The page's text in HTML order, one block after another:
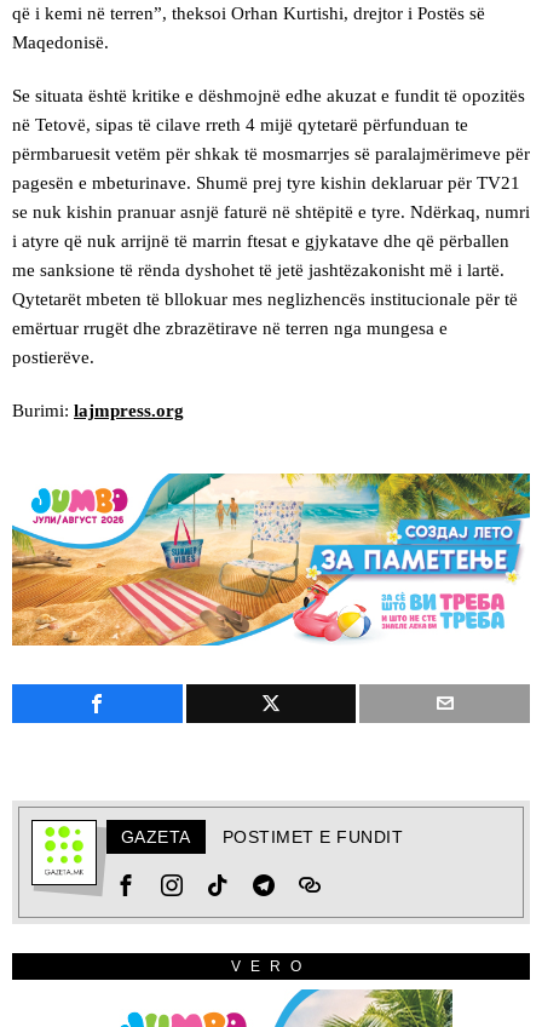
që i kemi në terren”, theksoi Orhan Kurtishi, drejtor i Postës së
Maqedonisë.
Se situata është kritike e dëshmojnë edhe akuzat e fundit të opozitës
në Tetovë, sipas të cilave rreth 4 mijë qytetarë përfunduan te
përmbaruesit vetëm për shkak të mosmarrjes së paralajmërimeve për
pagesën e mbeturinave. Shumë prej tyre kishin deklaruar për TV21
se nuk kishin pranuar asnjë faturë në shtëpitë e tyre. Ndërkaq, numri
i atyre që nuk arrijnë të marrin ftesat e gjykatave dhe që përballen
me sanksione të rënda dyshohet të jetë jashtëzakonisht më i lartë.
Qytetarët mbeten të bllokuar mes neglizhencës institucionale për të
emërtuar rrugët dhe zbrazëtirave në terren nga mungesa e
postierëve.
Burimi: lajmpress.org
GAZETA POSTIMET E FUNDIT
VERO